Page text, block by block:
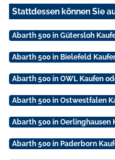
Stattdessen können Sie
Abarth 500 in Gütersloh
Abarth 500 in Bielefeld
Abarth 500 in OWL Kaufen
Abarth 500 in Ostwestfalen
Abarth 500 in Oerlinghausen
Abarth 500 in Paderborn